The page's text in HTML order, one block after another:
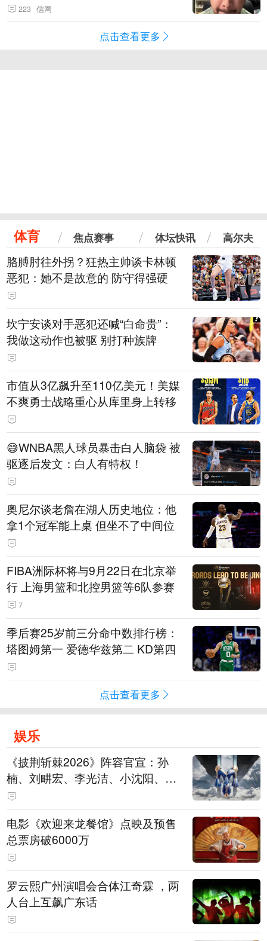
223 信网
点击查看更多
体育 焦点赛事 体坛快讯 高尔夫
胳膊肘往外拐？狂热主帅谈卡林顿
恶犯：她不是故意的 防守得强硬
坎宁安谈对手恶犯还喊“白命贵”：
我做这动作也被驱 别打种族牌
市值从3亿飙升至110亿美元！美媒
不爽勇士战略重心从库里身上转移
😅WNBA黑人球员暴击白人脑袋 被
驱逐后发文：白人有特权！
奥尼尔谈老詹在湖人历史地位：他
拿1个冠军能上桌 但坐不了中间位
FIBA洲际杯将与9月22日在北京举
行 上海男篮和北控男篮等6队参赛
7
季后赛25岁前三分命中数排行榜：
塔图姆第一 爱德华兹第二 KD第四
点击查看更多
娱乐
《披荆斩棘2026》阵容官宣：孙
楠、刘畊宏、李光洁、小沈阳、余
文乐、王传君等28位艺人
电影《欢迎来龙餐馆》点映及预售
总票房破6000万
罗云熙广州演唱会合体江奇霖 ，两
人台上互飙广东话